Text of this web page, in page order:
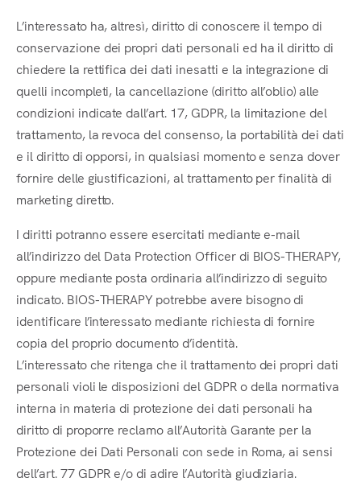
L’interessato ha, altresì, diritto di conoscere il tempo di
conservazione dei propri dati personali ed ha il diritto di
chiedere la rettifica dei dati inesatti e la integrazione di
quelli incompleti, la cancellazione (diritto all’oblio) alle
condizioni indicate dall’art. 17, GDPR, la limitazione del
trattamento, la revoca del consenso, la portabilità dei dati
e il diritto di opporsi, in qualsiasi momento e senza dover
fornire delle giustificazioni, al trattamento per finalità di
marketing diretto.
I diritti potranno essere esercitati mediante e-mail
all’indirizzo del Data Protection Officer di BIOS-THERAPY,
oppure mediante posta ordinaria all’indirizzo di seguito
indicato. BIOS-THERAPY potrebbe avere bisogno di
identificare l’interessato mediante richiesta di fornire
copia del proprio documento d’identità.
L’interessato che ritenga che il trattamento dei propri dati
personali violi le disposizioni del GDPR o della normativa
interna in materia di protezione dei dati personali ha
diritto di proporre reclamo all’Autorità Garante per la
Protezione dei Dati Personali con sede in Roma, ai sensi
dell’art. 77 GDPR e/o di adire l’Autorità giudiziaria.